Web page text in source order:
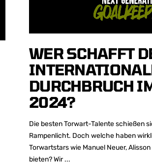
WER SCHAFFT
DURCHBRUCH
2024?
Die besten Torwart-Talente schießen
Rampenlicht. Doch welche haben
Torwartstars wie Manuel Neuer,
bieten? Wir ...